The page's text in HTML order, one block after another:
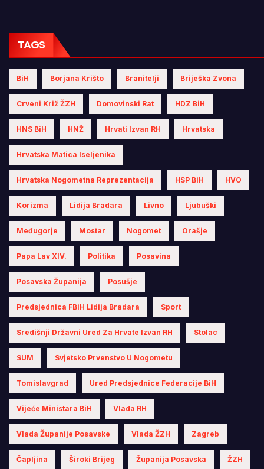
TAGS
BiH Borjana Krišto Branitelji Briješka Zvona
Crveni Križ ŽZH Domovinski Rat HDZ BiH
HNS BiH HNŽ Hrvati Izvan RH Hrvatska
Hrvatska Matica Iseljenika
Hrvatska Nogometna Reprezentacija HSP BiH HVO
Korizma Lidija Bradara Livno Ljubuški
Međugorje Mostar Nogomet Orašje
Papa Lav XIV. Politika Posavina
Posavska Županija Posušje
Predsjednica FBiH Lidija Bradara Sport
Središnji Državni Ured Za Hrvate Izvan RH Stolac
SUM Svjetsko Prvenstvo U Nogometu
Tomislavgrad Ured Predsjednice Federacije BiH
Vijeće Ministara BiH Vlada RH
Vlada Županije Posavske Vlada ŽZH Zagreb
Čapljina Široki Brijeg Županija Posavska ŽZH